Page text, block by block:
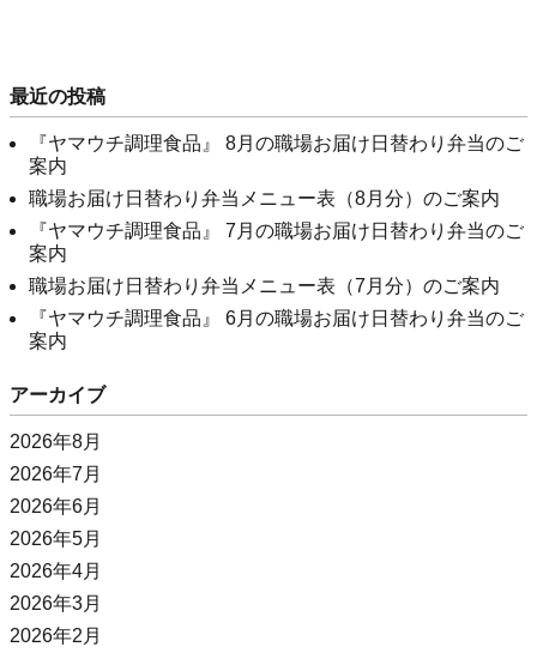
最近の投稿
『ヤマウチ調理食品』 8月の職場お届け日替わり弁当のご
案内
職場お届け日替わり弁当メニュー表（8月分）のご案内
『ヤマウチ調理食品』 7月の職場お届け日替わり弁当のご
案内
職場お届け日替わり弁当メニュー表（7月分）のご案内
『ヤマウチ調理食品』 6月の職場お届け日替わり弁当のご
案内
アーカイブ
2026年8月
2026年7月
2026年6月
2026年5月
2026年4月
2026年3月
2026年2月